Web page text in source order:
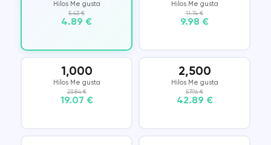
Hilos Me gusta
5.43 €
4.89 €
Hilos Me gusta
11.74 €
9.98 €
1,000
Hilos Me gusta
23.84 €
19.07 €
2,500
Hilos Me gusta
57.96 €
42.89 €